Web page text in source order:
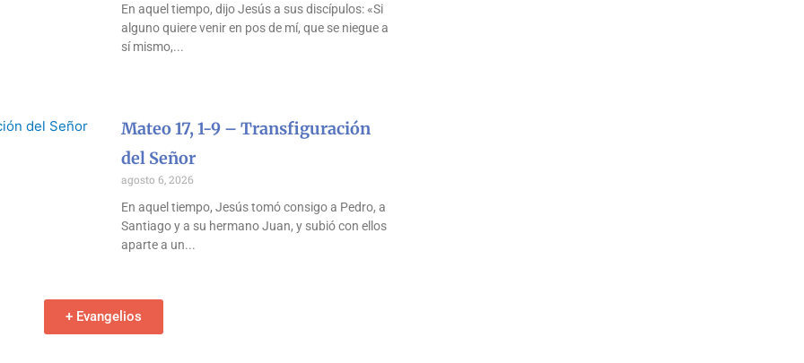
En aquel tiempo, dijo Jesús a sus discípulos: «Si
alguno quiere venir en pos de mí, que se niegue a
sí mismo,
Mateo 17, 1-9 – Transfiguración
del Señor
agosto 6, 2026
En aquel tiempo, Jesús tomó consigo a Pedro, a
Santiago y a su hermano Juan, y subió con ellos
aparte a un
+ Evangelios